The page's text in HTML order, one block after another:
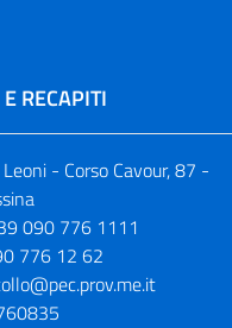
RECAPITI
- Corso Cavour, 87 -
090 776 1111
776 12 62